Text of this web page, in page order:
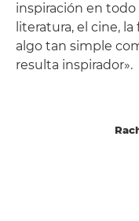
inspiración en todo
literatura, el cine,
algo tan simple
resulta inspirador».